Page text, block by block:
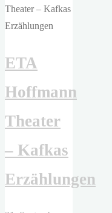
–
Das
ETA
Hoffmann
Theater
– Kafkas
Erzählungen